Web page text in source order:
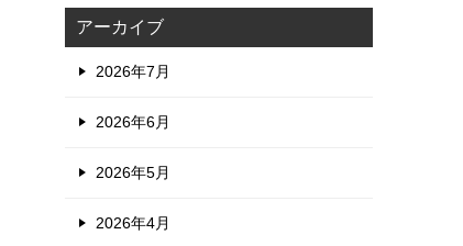
アーカイブ
2026年7月
2026年6月
2026年5月
2026年4月